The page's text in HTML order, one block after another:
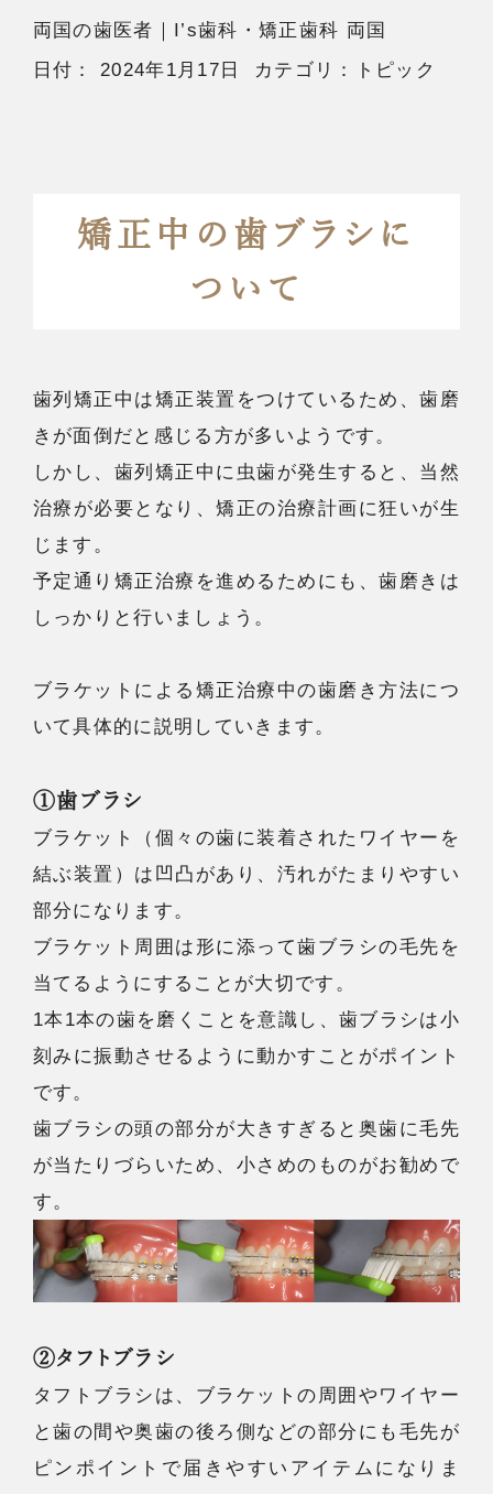
両国の歯医者 ｜I’s歯科・矯正歯科 両国
日付：2024年1月17日 カテゴリ： トピック
矯正中の歯ブラシに
ついて
歯列矯正中は矯正装置をつけているため、歯磨
きが面倒だと感じる方が多いようです。
しかし、歯列矯正中に虫歯が発生すると、当然
治療が必要となり、矯正の治療計画に狂いが生
じます。
予定通り矯正治療を進めるためにも、歯磨きは
しっかりと行いましょう。
ブラケットによる矯正治療中の歯磨き方法につ
いて具体的に説明していきます。
①歯ブラシ
ブラケット（個々の歯に装着されたワイヤーを
結ぶ装置）は凹凸があり、汚れがたまりやすい
部分になります。
ブラケット周囲は形に添って歯ブラシの毛先を
当てるようにすることが大切です。
1本1本の歯を磨くことを意識し、歯ブラシは小
刻みに振動させるように動かすことがポイント
です。
歯ブラシの頭の部分が大きすぎると奥歯に毛先
が当たりづらいため、小さめのものがお勧めで
す。
②タフトブラシ
タフトブラシは、ブラケットの周囲やワイヤー
と歯の間や奥歯の後ろ側などの部分にも毛先が
ピンポイントで届きやすいアイテムになりま